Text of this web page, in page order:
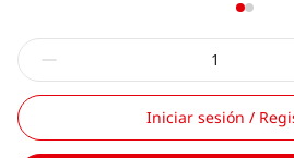
Iniciar sesión /